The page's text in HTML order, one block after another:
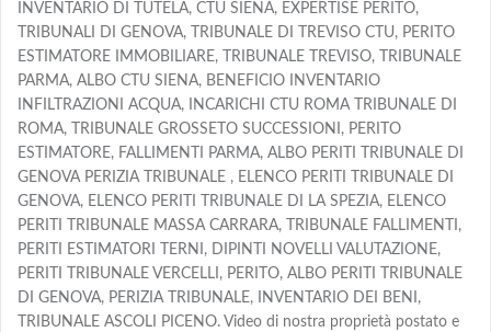
INVENTARIO DI TUTELA, CTU SIENA, EXPERTISE PERITO,
TRIBUNALI DI GENOVA, TRIBUNALE DI TREVISO CTU, PERITO
ESTIMATORE IMMOBILIARE, TRIBUNALE TREVISO, TRIBUNALE
PARMA, ALBO CTU SIENA, BENEFICIO INVENTARIO
INFILTRAZIONI ACQUA, INCARICHI CTU ROMA TRIBUNALE DI
ROMA, TRIBUNALE GROSSETO SUCCESSIONI, PERITO
ESTIMATORE, FALLIMENTI PARMA, ALBO PERITI TRIBUNALE DI
GENOVA PERIZIA TRIBUNALE , ELENCO PERITI TRIBUNALE DI
GENOVA, ELENCO PERITI TRIBUNALE DI LA SPEZIA, ELENCO
PERITI TRIBUNALE MASSA CARRARA, TRIBUNALE FALLIMENTI,
PERITI ESTIMATORI TERNI, DIPINTI NOVELLI VALUTAZIONE,
PERITI TRIBUNALE VERCELLI, PERITO, ALBO PERITI TRIBUNALE
DI GENOVA, PERIZIA TRIBUNALE, INVENTARIO DEI BENI,
TRIBUNALE ASCOLI PICENO. Video di nostra proprietà postato e